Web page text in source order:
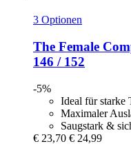
3 Optionen
The Female
146 / 152
-5%
Ideal für starke
Maximaler
Saugstark &
€ 23,70 € 24,99